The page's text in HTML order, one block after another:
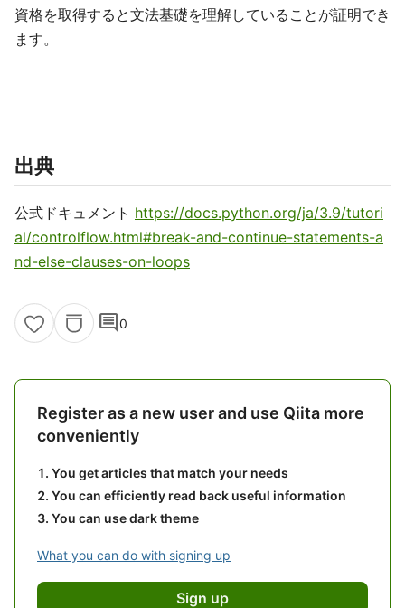
資格を取得すると文法基礎を理解していることが証明でき
ます。
出典
公式ドキュメント https://docs.python.org/ja/3.9/tutori
al/controlflow.html#break-and-continue-statements-a
nd-else-clauses-on-loops
comment0
Register as a new user and use Qiita more
conveniently
You get articles that match your needs
You can efficiently read back useful information
You can use dark theme
What you can do with signing up
Sign up